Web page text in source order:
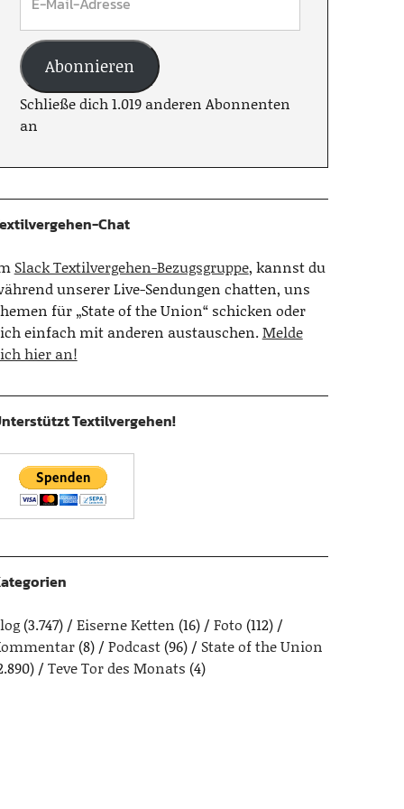
Abonnieren
Schließe dich 1.019 anderen Abonnenten
an
Chat
Slack Textilvergehen-Bezugsgruppe, kannst du
unserer Live-Sendungen chatten, uns
für „State of the Union“ schicken oder
einfach mit anderen austauschen.Melde
hier an!
Textilvergehen!
(3.747) Eiserne Ketten (16) Foto (112)
(8) Podcast(96)
State of the Union
Teve Tor des Monats (4)